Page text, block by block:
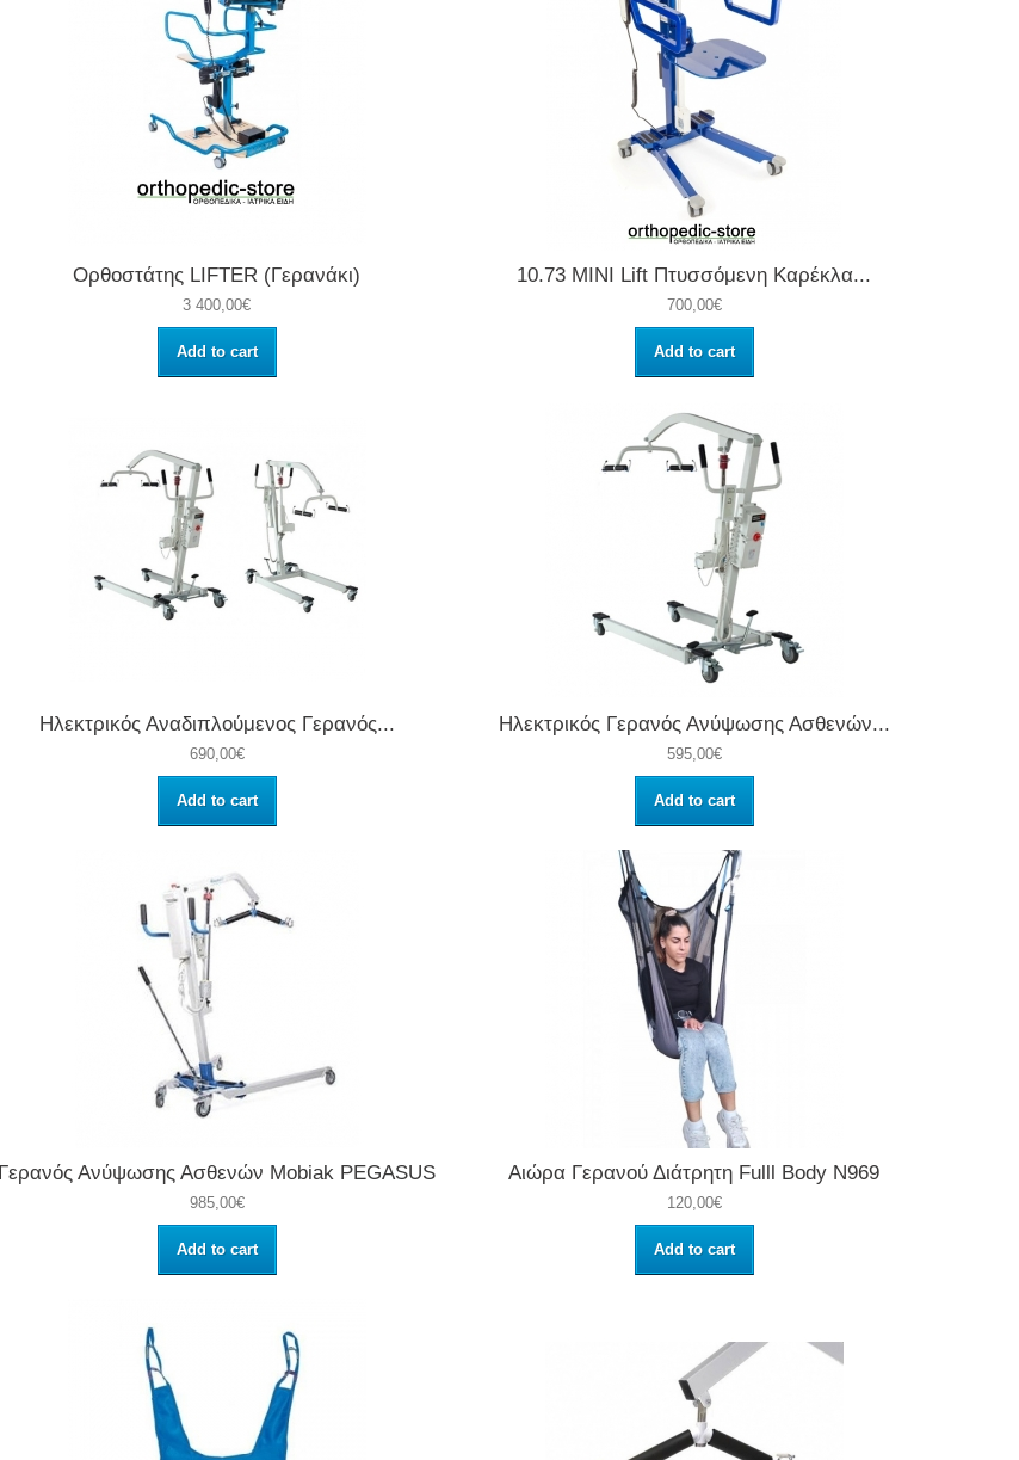
Ορθοστάτης LIFTER (Γερανάκι)
3 400,00€
Add to cart
10.73 ΜΙΝΙ Lift Πτυσσόμενη Καρέκλα...
700,00€
Add to cart
Ηλεκτρικός Αναδιπλούμενος Γερανός...
690,00€
Add to cart
Ηλεκτρικός Γερανός Ανύψωσης Ασθενών...
595,00€
Add to cart
Γερανός Ανύψωσης Ασθενών Mobiak PEGASUS
985,00€
Add to cart
Αιώρα Γερανού Διάτρητη Fulll Body N969
120,00€
Add to cart